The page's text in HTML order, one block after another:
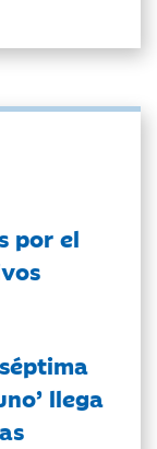
por el
llega